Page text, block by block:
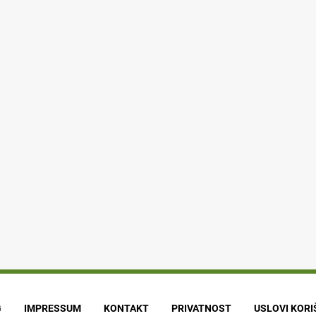
IMPRESSUM KONTAKT PRIVATNOST USLOVI